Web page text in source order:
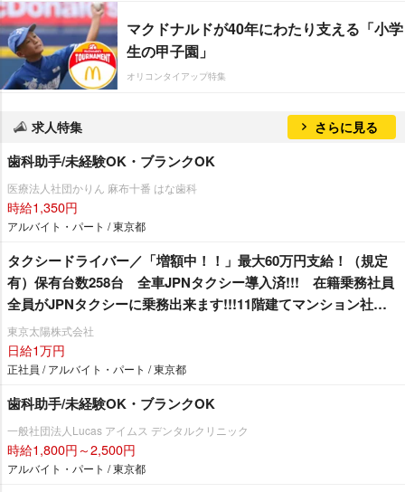
マクドナルドが40年にわたり支える「小学
生の甲子園」
オリコンタイアップ特集
求人特集 さらに見る
歯科助手/未経験OK・ブランクOK
医療法人社団かりん 麻布十番 はな歯科
時給1,350円
アルバイト・パート / 東京都
タクシードライバー／「増額中！！」最大60万円支給！（規定
有）保有台数258台 全車JPNタクシー導入済!!! 在籍乗務社員
全員がJPNタクシーに乗務出来ます!!!11階建てマンション社
宅 1R1年間家賃無料！（規定有）
東京太陽株式会社
日給1万円
正社員 / アルバイト・パート / 東京都
歯科助手/未経験OK・ブランクOK
一般社団法人Lucas アイムス デンタルクリニック
時給1,800円～2,500円
アルバイト・パート / 東京都